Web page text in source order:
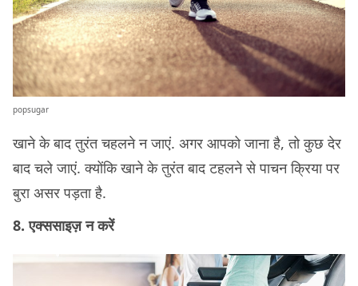
popsugar
खाने के बाद तुरंत चहलने न जाएं. अगर आपको जाना है, तो कुछ देर
बाद चले जाएं. क्योंकि खाने के तुरंत बाद टहलने से पाचन क्रिया पर
बुरा असर पड़ता है.
8. एक्ससाइज़ न करें